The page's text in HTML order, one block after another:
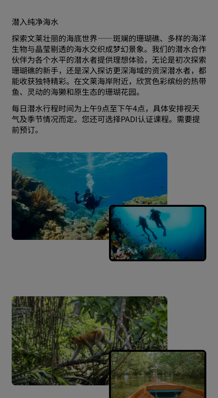
潜入纯净海水
探索文莱壮丽的海底世界——斑斓的珊瑚礁、多样的海洋
生物与晶莹剔透的海水交织成梦幻景象。我们的潜水合作
伙伴为各个水平的潜水者提供理想体验，无论是初次探索
珊瑚礁的新手，还是深入探访更深海域的资深潜水者，都
能收获独特精彩。在文莱海岸附近，欣赏色彩缤纷的热带
鱼、灵动的海獭和原生态的珊瑚花园。
每日潜水行程时间为上午9点至下午4点，具体安排视天
气及季节情况而定。您还可选择PADI认证课程。需要提
前预订。